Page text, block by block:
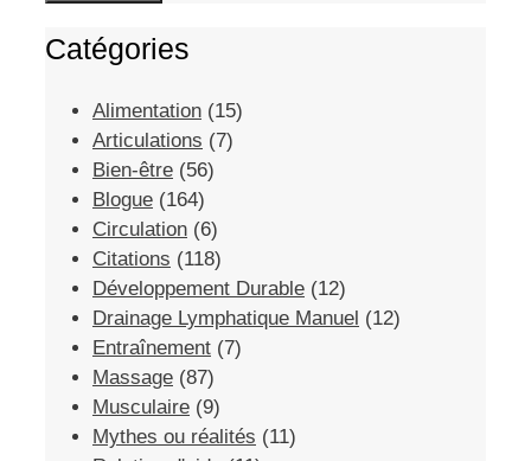
Catégories
Alimentation (15)
Articulations (7)
Bien-être (56)
Blogue (164)
Circulation (6)
Citations (118)
Développement Durable (12)
Drainage Lymphatique Manuel (12)
Entraînement (7)
Massage (87)
Musculaire (9)
Mythes ou réalités (11)